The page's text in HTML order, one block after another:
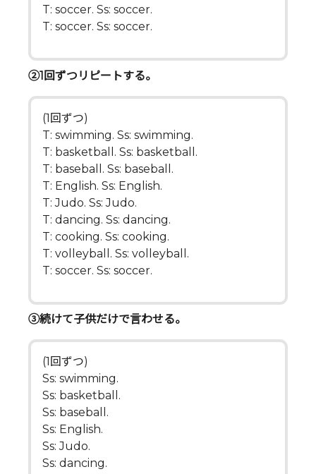
T: soccer. Ss: soccer.
T: soccer. Ss: soccer.
➁1回ずつリピートする。
(1回ずつ)
T: swimming. Ss: swimming.
T: basketball. Ss: basketball.
T: baseball. Ss: baseball.
T: English. Ss: English.
T: Judo. Ss: Judo.
T: dancing. Ss: dancing.
T: cooking. Ss: cooking.
T: volleyball. Ss: volleyball.
T: soccer. Ss: soccer.
➂続けて子供だけで言わせる。
(1回ずつ)
Ss: swimming.
Ss: basketball.
Ss: baseball.
Ss: English.
Ss: Judo.
Ss: dancing.